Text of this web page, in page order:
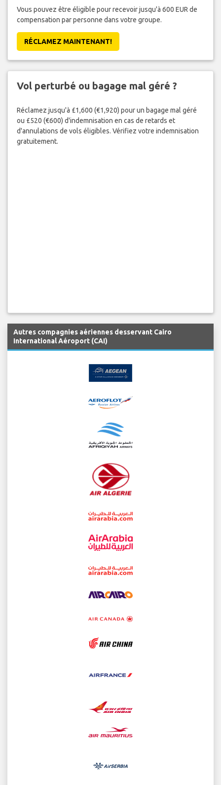
Vous pouvez être éligible pour recevoir jusqu'à 600 EUR de
compensation par personne dans votre groupe.
RÉCLAMEZ MAINTENANT!
Vol perturbé ou bagage mal géré ?
Réclamez jusqu'à £1,600 (€1,920) pour un bagage mal géré
ou £520 (€600) d'indemnisation en cas de retards et
d'annulations de vols éligibles. Vérifiez votre indemnisation
gratuitement.
Autres compagnies aériennes desservant Cairo
International Aéroport (CAI)